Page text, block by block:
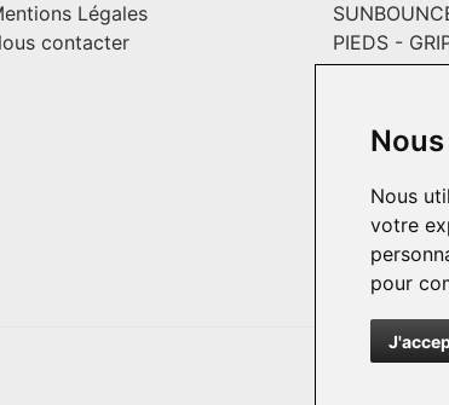
Nous
votre
pour
Légales
contacter
PIEDS -
MAGLINER
EFFETS
HOME